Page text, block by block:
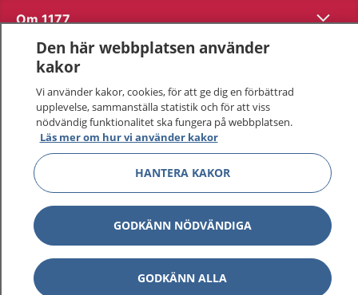
Om 1177 Visa
Kontakt
Behandling av personuppgifter
Hantering av kakor
Inställningar för kakor
1177 – en tjänst frånInera.
Den här webbplatsen använder
kakor
Vi använder kakor, cookies, för att ge dig en förbättrad
upplevelse, sammanställa statistik och för att viss
nödvändig funktionalitet ska fungera på webbplatsen.
Läs mer om hur vi använder kakor
HANTERA KAKOR
GODKÄNN NÖDVÄNDIGA
GODKÄNN ALLA